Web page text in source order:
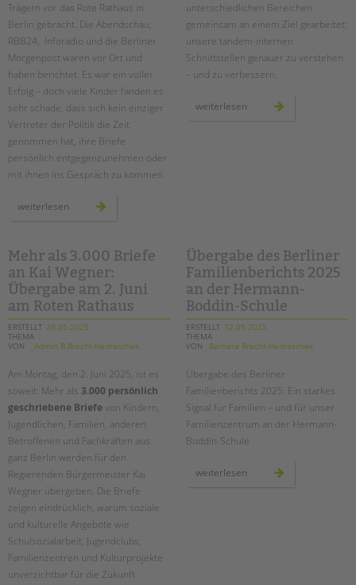
Trägern vor das Rote Rathaus in
Berlin gebracht. Die Abendschau,
RBB24, Inforadio und die Berliner
Morgenpost waren vor Ort und
haben berichtet. Es war ein voller
Erfolg – doch viele Kinder fanden es
sehr schade, dass sich kein einziger
Vertreter der Politik die Zeit
genommen hat, ihre Briefe
persönlich entgegenzunehmen oder
mit ihnen ins Gespräch zu kommen.
weiterlesen
die
kinder:
briefe
an
kai
wegner
unterschiedlichen Bereichen
gemeinsam an einem Ziel gearbeitet:
unsere tandem-internen
Schnittstellen genauer zu verstehen
– und zu verbessern.
weiterlesen schnittstellengespräche:
bereichsübergreifender
Mehr als 3.000 Briefe
an Kai Wegner:
Übergabe am 2. Juni
am Roten Rathaus
ERSTELLT 26.05.2025
THEMA
VON
_Admin B.Brecht-Hadraschek
Am Montag, den 2. Juni 2025, ist es
soweit: Mehr als 3.000 persönlich
geschriebene Briefevon Kindern,
Jugendlichen, Familien, anderen
Betroffenen und Fachkräften aus
ganz Berlin werden für den
Regierenden Bürgermeister Kai
Wegner übergeben. Die Briefe
zeigen eindrücklich, warum soziale
und kulturelle Angebote wie
Schulsozialarbeit, Jugendclubs,
Familienzentren und Kulturprojekte
unverzichtbar für die Zukunft
Übergabe des Berliner
Familienberichts 2025
an der Hermann-
Boddin-Schule
ERSTELLT 12.05.2025
THEMA
VON
Barbara Brecht-Hadraschek
Übergabe des Berliner
Familienberichts 2025: Ein starkes
Signal für Familien – und für unser
Familienzentrum an der Hermann-
Boddin -Schule
weiterlesen übergabe